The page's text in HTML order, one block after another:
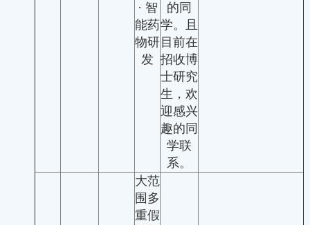
· 智
能药
物研
发
的同
学。且
目前在
招收博
士研究
生，欢
迎感兴
趣的同
学联
系。
大范
围多
重假